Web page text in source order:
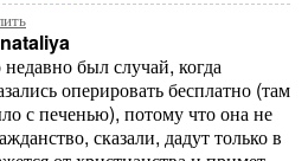
был случай, когда
оперировать бесплатно (там
с печенью), потому что она не
сказали, дадут только в